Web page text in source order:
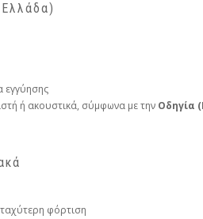
εγγύησης
ή ακουστικά, σύμφωνα με την Οδηγία
φόρτιση